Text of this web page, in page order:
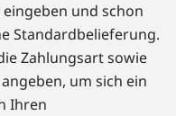
und schon
Standardbelieferung.
Zahlungsart sowie
um sich ein
Ihren